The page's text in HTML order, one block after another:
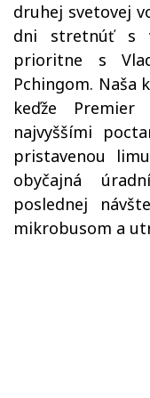
druhej svetovej
dni stretnúť s
prioritne s
Pchingom. Naša
keďže
najvyššími
pristavenou
obyčajná
poslednej
mikrobusom a